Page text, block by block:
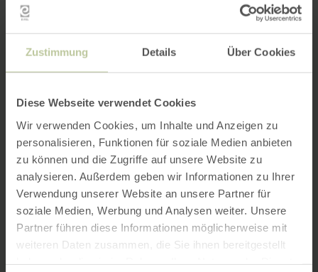
Zustimmung Details Über Cookies
Diese Webseite verwendet Cookies
Wir verwenden Cookies, um Inhalte und Anzeigen zu
personalisieren, Funktionen für soziale Medien anbieten
zu können und die Zugriffe auf unsere Website zu
analysieren. Außerdem geben wir Informationen zu Ihrer
Verwendung unserer Website an unsere Partner für
soziale Medien, Werbung und Analysen weiter. Unsere
Partner führen diese Informationen möglicherweise mit
weiteren Daten zusammen, die Sie ihnen bereitgestellt